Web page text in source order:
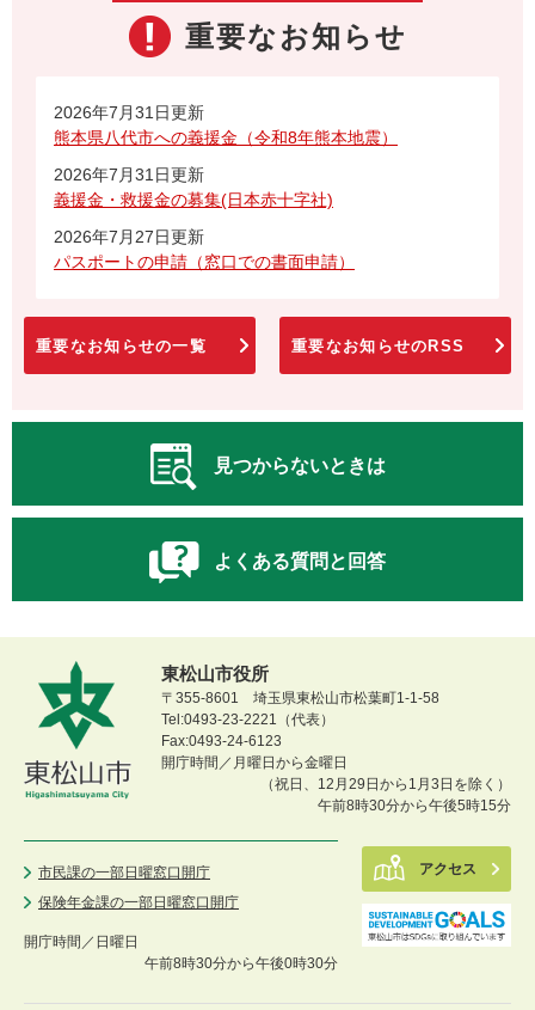
重要なお知らせ
2026年7月31日更新
熊本県八代市への義援金（令和8年熊本地震）
2026年7月31日更新
義援金・救援金の募集(日本赤十字社)
2026年7月27日更新
パスポートの申請（窓口での書面申請）
重要なお知らせの一覧 重要なお知らせのRSS
見つからないときは
よくある質問と回答
東松山市役所
〒355-8601 埼玉県東松山市松葉町1-1-58
Tel:0493-23-2221（代表）
Fax:0493-24-6123
開庁時間／月曜日から金曜日
（祝日、12月29日から1月3日を除く）
午前8時30分から午後5時15分
市民課の一部日曜窓口開庁
保険年金課の一部日曜窓口開庁
開庁時間／ 日曜日
午前8時30分から午後0時30分
アクセス